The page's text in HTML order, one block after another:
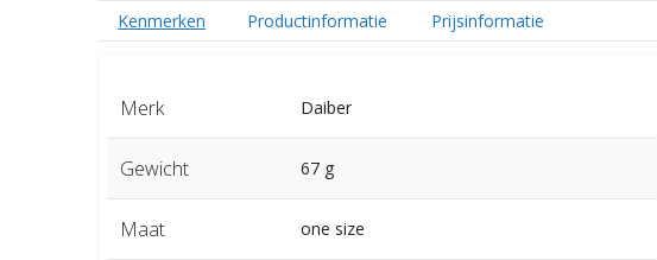
Kenmerken Productinformatie Prijsinformatie
Merk Daiber
Gewicht 67 g
Maat one size